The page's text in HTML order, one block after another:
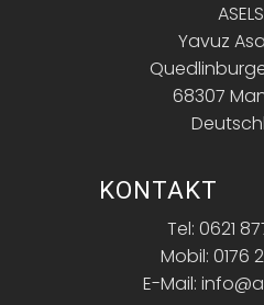
Yavuz
68307
KONTAKT
Tel: 0621
Mobil: 0176
E-Mail: